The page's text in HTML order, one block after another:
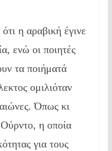
η αραβική έγινε
ενώ οι ποιητές
τα ποιήματά
ομιλιόταν
Όπως κι
Ούρντο, η οποία
για τους